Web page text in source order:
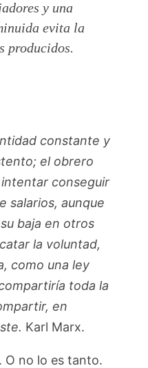
y una
evita la
producidos.
constante y
el obrero
conseguir
salarios, aunque
baja en otros
la voluntad,
como una ley
toda la
en
Karl Marx.
O no lo es tanto.